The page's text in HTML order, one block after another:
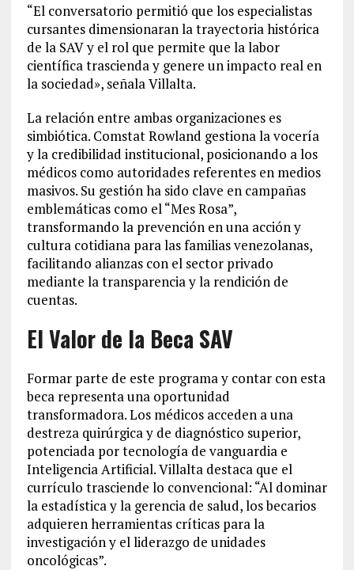
“El conversatorio permitió que los especialistas
cursantes dimensionaran la trayectoria histórica
de la SAV y el rol que permite que la labor
científica trascienda y genere un impacto real en
la sociedad», señala Villalta.
La relación entre ambas organizaciones es
simbiótica. Comstat Rowland gestiona la vocería
y la credibilidad institucional, posicionando a los
médicos como autoridades referentes en medios
masivos. Su gestión ha sido clave en campañas
emblemáticas como el “Mes Rosa”,
transformando la prevención en una acción y
cultura cotidiana para las familias venezolanas,
facilitando alianzas con el sector privado
mediante la transparencia y la rendición de
cuentas.
El Valor de la Beca SAV
Formar parte de este programa y contar con esta
beca representa una oportunidad
transformadora. Los médicos acceden a una
destreza quirúrgica y de diagnóstico superior,
potenciada por tecnología de vanguardia e
Inteligencia Artificial. Villalta destaca que el
currículo trasciende lo convencional: “Al dominar
la estadística y la gerencia de salud, los becarios
adquieren herramientas críticas para la
investigación y el liderazgo de unidades
oncológicas”.